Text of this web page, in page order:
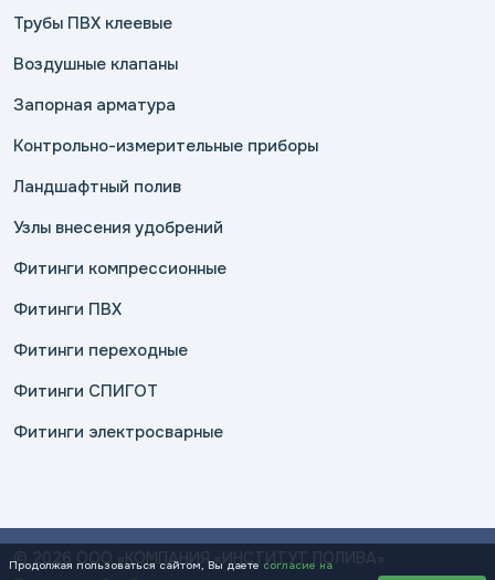
Трубы ПВХ клеевые
Воздушные клапаны
Запорная арматура
Контрольно-измерительные приборы
Ландшафтный полив
Узлы внесения удобрений
Фитинги компрессионные
Фитинги ПВХ
Фитинги переходные
Фитинги СПИГОТ
Фитинги электросварные
© 2026 ООО «КОМПАНИЯ «ИНСТИТУТ ПОЛИВА»
Продолжая пользоваться сайтом, Вы даете согласие на